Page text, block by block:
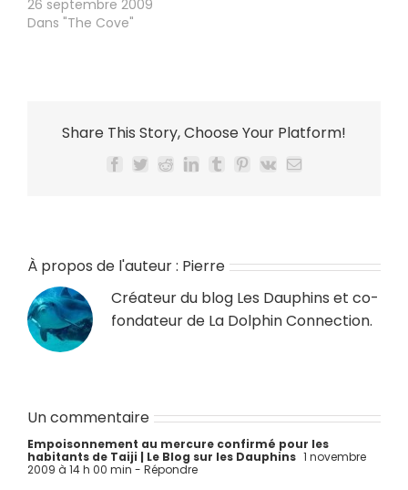
26 septembre 2009
Dans "The Cove"
Share This Story, Choose Your Platform!
Facebook
TwitterRedditLinkedIn
TumblrPinterest
Vk Email
À propos de l'auteur : Pierre
Créateur du blog Les Dauphins et co-
fondateur de La Dolphin Connection.
Un commentaire
Empoisonnement au mercure confirmé pour les
habitants de Taiji | Le Blog sur les Dauphins 1 novembre
2009 à 14 h 00 min - Répondre